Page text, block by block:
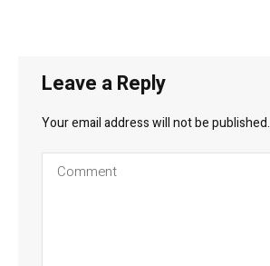
Leave a Reply
Your email address will not be published.